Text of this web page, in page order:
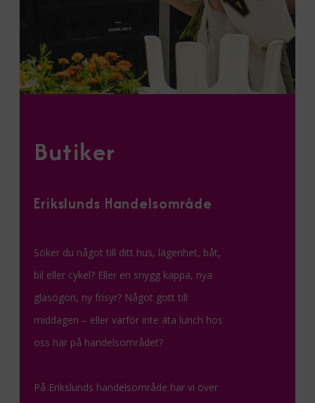
Butiker
Erikslunds Handelsområde
Söker du något till ditt hus, lägenhet, båt,
bil eller cykel? Eller en snygg kappa, nya
glasögon, ny frisyr? Något gott till
middagen – eller varför inte äta lunch hos
oss här på handelsområdet?
På Erikslunds handelsområde har vi över